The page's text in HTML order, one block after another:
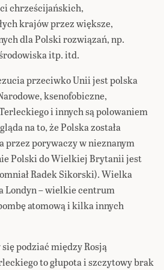
chrześcijańskich,
krajów przez większe,
dla Polski rozwiązań, np.
itp. itd.
przeciwko Unii jest polska
ksenofobiczne,
i innych są polowaniem
na to, że Polska została
przez porywaczy w nieznanym
Polski do Wielkiej Brytanii jest
Radek Sikorski). Wielka
Londyn – wielkie centrum
atomową i kilka innych
podziać między Rosją
to głupota i szczytowy brak